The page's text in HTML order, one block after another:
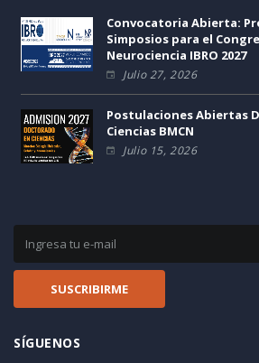
Convocatoria Abierta:
Simposios para el
Neurociencia IBRO 2027
Julio 27, 2026
Postulaciones Abiertas
Ciencias BMCN
Julio 15, 2026
SÍGUENOS